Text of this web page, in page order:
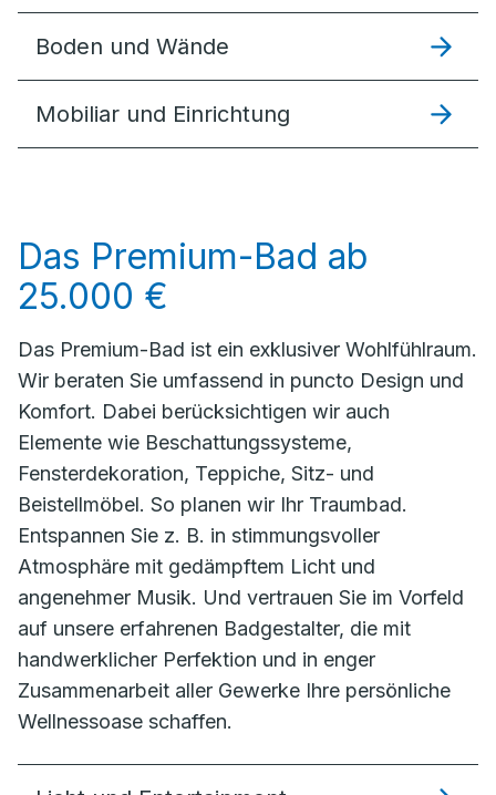
Boden und Wände
Mobiliar und Einrichtung
Das Premium-Bad ab
25.000 €
Das Premium-Bad ist ein exklusiver Wohlfühlraum.
Wir beraten Sie umfassend in puncto Design und
Komfort. Dabei berücksichtigen wir auch
Elemente wie Beschattungssysteme,
Fensterdekoration, Teppiche, Sitz- und
Beistellmöbel. So planen wir Ihr Traumbad.
Entspannen Sie z. B. in stimmungsvoller
Atmosphäre mit gedämpftem Licht und
angenehmer Musik. Und vertrauen Sie im Vorfeld
auf unsere erfahrenen Badgestalter, die mit
handwerklicher Perfektion und in enger
Zusammenarbeit aller Gewerke Ihre persönliche
Wellnessoase schaffen.